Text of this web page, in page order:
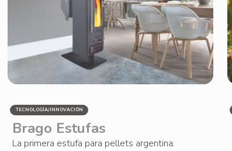
TECNOLOGÍA/INNOVACIÓN
Brago Estufas
La primera estufa para pellets argentina.